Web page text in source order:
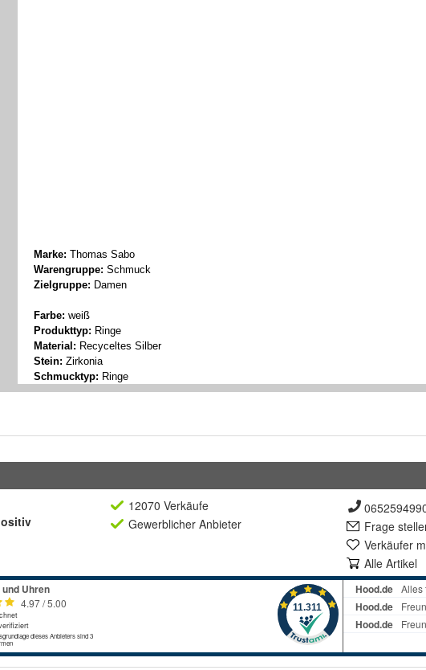
12070 Verkäufe
Gewerblicher Anbieter
Frage
Verkäufer
Alle Artikel